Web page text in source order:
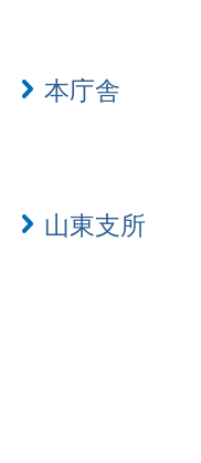
本庁舎
山東支所